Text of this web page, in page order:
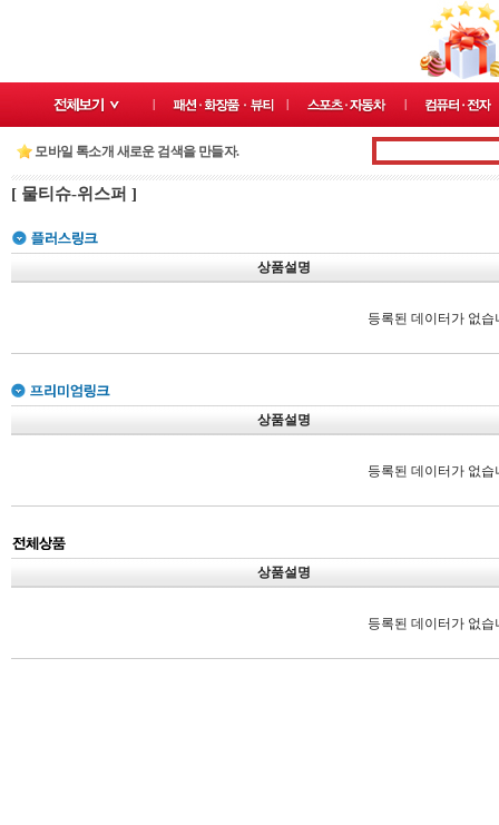
모바일 톡소개 새로운 검색을 만들자.
[ 물티슈-위스퍼 ]
상품설명
등록된 데이터가 없습
상품설명
등록된 데이터가 없습
상품설명
등록된 데이터가 없습